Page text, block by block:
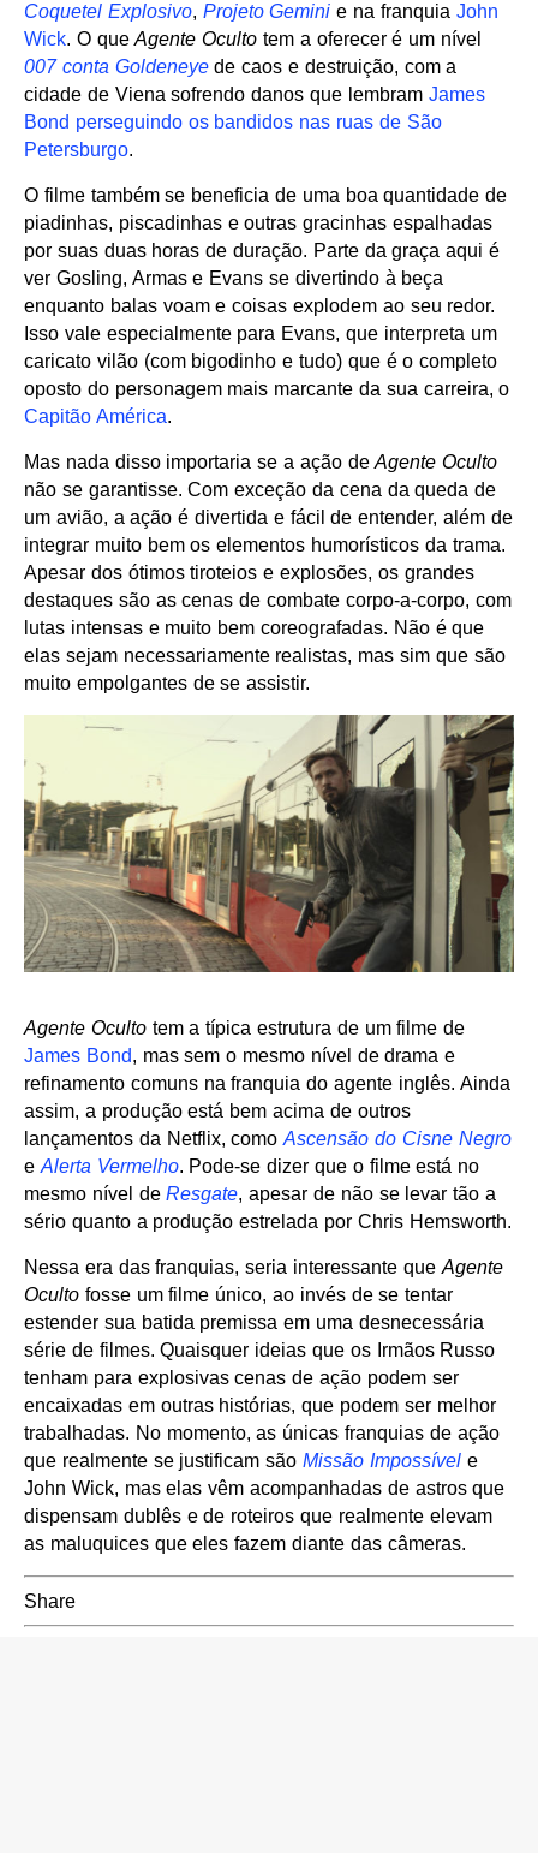
Coquetel Explosivo, Projeto Gemini e na franquia John
Wick. O queAgente Oculto tem a oferecer é um nível
007 conta Goldeneyede caos e destruição, com a
cidade de Viena sofrendo danos que lembram James
Bond perseguindo os bandidos nas ruas de São
Petersburgo.
O filme também se beneficia de uma boa quantidade de
piadinhas, piscadinhas e outras gracinhas espalhadas
por suas duas horas de duração. Parte da graça aqui é
ver Gosling, Armas e Evans se divertindo à beça
enquanto balas voam e coisas explodem ao seu redor.
Isso vale especialmente para Evans, que interpreta um
caricato vilão (com bigodinho e tudo) que é o completo
oposto do personagem mais marcante da sua carreira, o
Capitão América.
Mas nada disso importaria se a ação deAgente Oculto
não se garantisse. Com exceção da cena da queda de
um avião, a ação é divertida e fácil de entender, além de
integrar muito bem os elementos humorísticos da trama.
Apesar dos ótimos tiroteios e explosões, os grandes
destaques são as cenas de combate corpo-a-corpo, com
lutas intensas e muito bem coreografadas. Não é que
elas sejam necessariamente realistas, mas sim que são
muito empolgantes de se assistir.
Agente Ocultotem a típica estrutura de um filme de
James Bond, mas sem o mesmo nível de drama e
refinamento comuns na franquia do agente inglês. Ainda
assim, a produção está bem acima de outros
lançamentos da Netflix, comoAscensão do Cisne Negro
e Alerta Vermelho. Pode-se dizer que o filme está no
mesmo nível deResgate, apesar de não se levar tão a
sério quanto a produção estrelada por Chris Hemsworth.
Nessa era das franquias, seria interessante que Agente
Oculto fosse um filme único, ao invés de se tentar
estender sua batida premissa em uma desnecessária
série de filmes. Quaisquer ideias que os Irmãos Russo
tenham para explosivas cenas de ação podem ser
encaixadas em outras histórias, que podem ser melhor
trabalhadas. No momento, as únicas franquias de ação
que realmente se justificam sãoMissão Impossívele
John Wick, mas elas vêm acompanhadas de astros que
dispensam dublês e de roteiros que realmente elevam
as maluquices que eles fazem diante das câmeras.
Share